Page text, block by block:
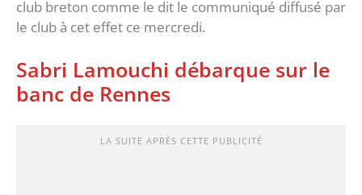
club breton comme le dit le communiqué diffusé par
le club à cet effet ce mercredi.
Sabri Lamouchi débarque sur le
banc de Rennes
LA SUITE APRÈS CETTE PUBLICITÉ